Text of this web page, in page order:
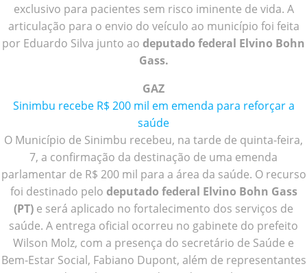
exclusivo para pacientes sem risco iminente de vida. A
articulação para o envio do veículo ao município foi feita
por Eduardo Silva junto ao deputado federal Elvino Bohn
Gass.
GAZ
Sinimbu recebe R$ 200 mil em emenda para reforçar a
saúde
O Município de Sinimbu recebeu, na tarde de quinta-feira,
7, a confirmação da destinação de uma emenda
parlamentar de R$ 200 mil para a área da saúde. O recurso
foi destinado pelo deputado federal Elvino Bohn Gass
(PT) e será aplicado no fortalecimento dos serviços de
saúde. A entrega oficial ocorreu no gabinete do prefeito
Wilson Molz, com a presença do secretário de Saúde e
Bem-Estar Social, Fabiano Dupont, além de representantes